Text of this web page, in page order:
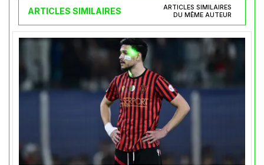
ARTICLES SIMILAIRES
ARTICLES SIMILAIRES
DU MÊME AUTEUR